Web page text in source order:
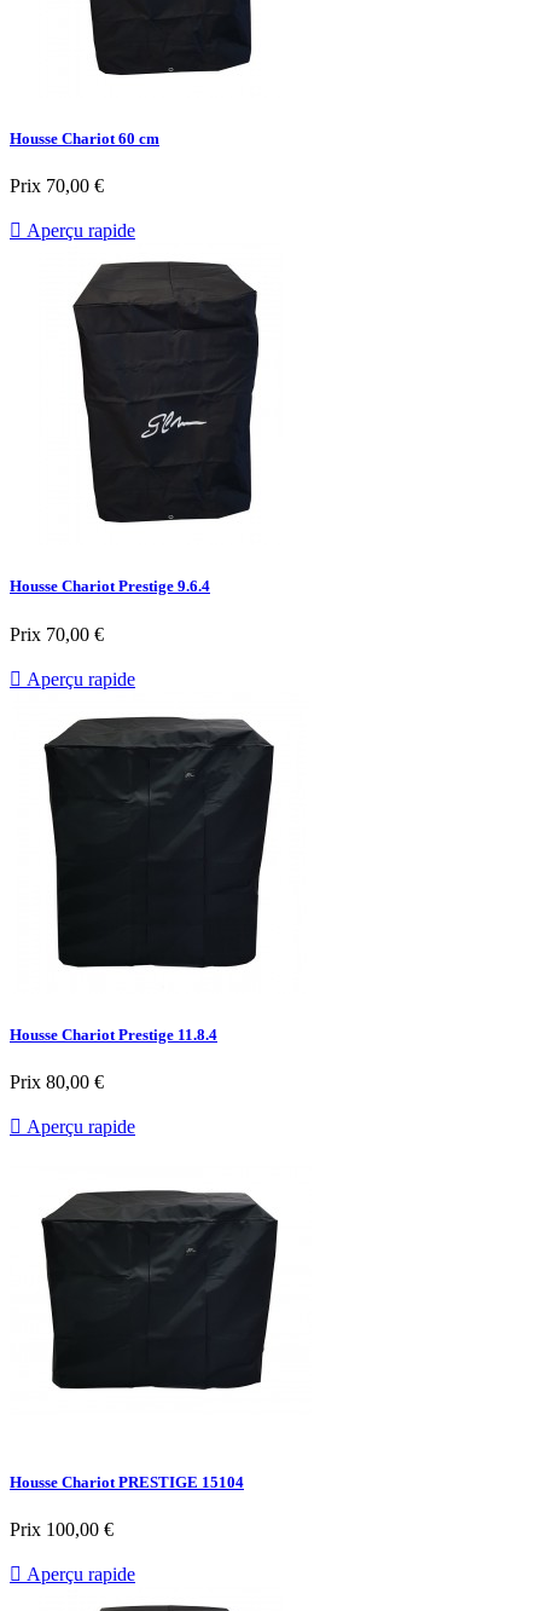
Housse Chariot 60 cm
Prix 70,00 €
 Aperçu rapide
Housse Chariot Prestige 9.6.4
Prix 70,00 €
 Aperçu rapide
Housse Chariot Prestige 11.8.4
Prix 80,00 €
 Aperçu rapide
Housse Chariot PRESTIGE 15104
Prix 100,00 €
 Aperçu rapide